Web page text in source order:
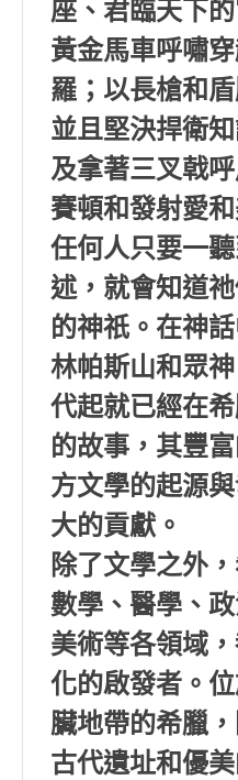
座、君臨天下
黃金馬車呼嘯
羅；以長槍和
並且堅決捍衛
及拿著三叉戟
賽頓和發射愛
任何人只要一
述，就會知道
的神祇。在神
林帕斯山和眾
代起就已經在
的故事，其豐
方文學的起源
大的貢獻。
除了文學之外
數學、醫學、
美術等各領域
化的啟發者。
臟地帶的希臘
古代遺址和優